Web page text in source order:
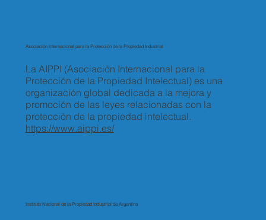
La AIPPI (Asociación Internacional para la
Protección de la Propiedad Intelectual) es una
organización global dedicada a la mejora y
promoción de las leyes relacionadas con la
protección de la propiedad intelectual.
Asociación Internacional para la Protección de la Propiedad Industrial
https://www.aippi.es/
Instituto Nacional de la Propiedad Industrial de Argentina